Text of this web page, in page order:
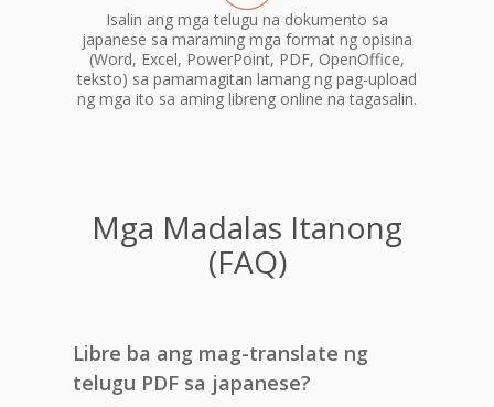
Isalin ang mga telugu na dokumento sa
japanese sa maraming mga format ng opisina
(Word, Excel, PowerPoint, PDF, OpenOffice,
teksto) sa pamamagitan lamang ng pag-upload
ng mga ito sa aming libreng online na tagasalin.
Mga Madalas Itanong
(FAQ)
Libre ba ang mag-translate ng
telugu PDF sa japanese?